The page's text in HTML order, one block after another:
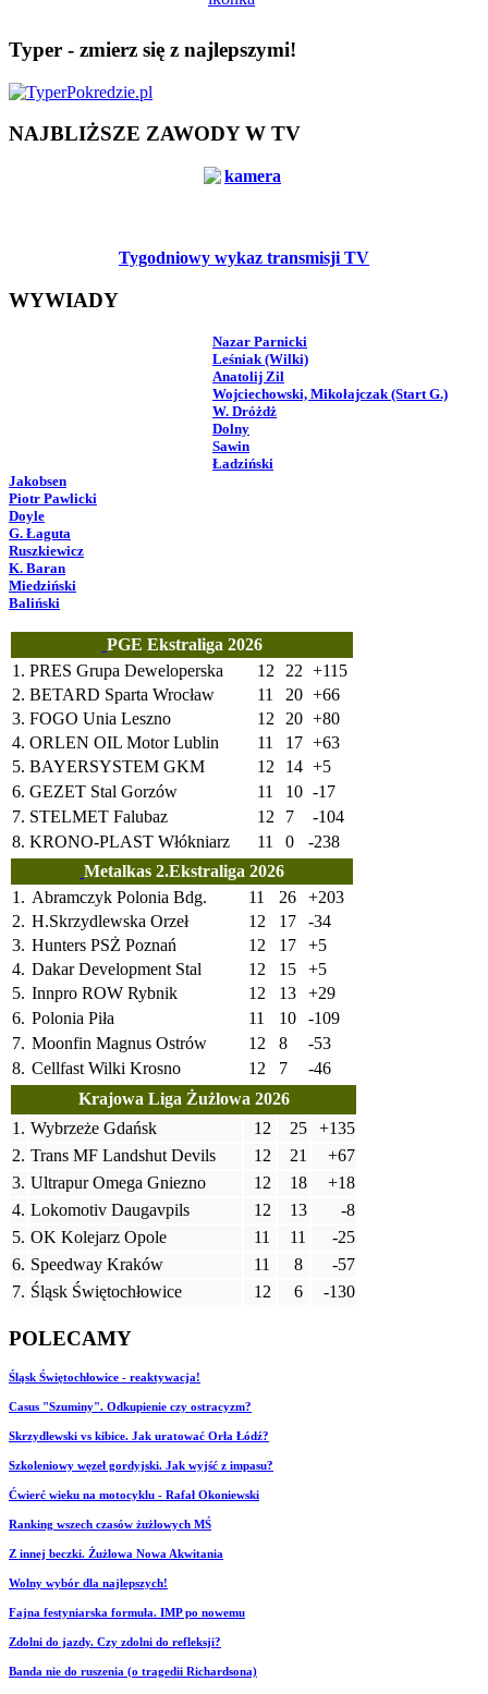
Typer - zmierz się z najlepszymi!
NAJBLIŻSZE ZAWODY W TV
Tygodniowy wykaz transmisji TV
WYWIADY
Nazar Parnicki
Leśniak (Wilki)
Anatolij Zil
Wojciechowski, Mikołajczak (Start G.)
W. Dróżdż
Dolny
Sawin
Ładziński
Jakobsen
Piotr Pawlicki
Doyle
G. Łaguta
Ruszkiewicz
K. Baran
Miedziński
Baliński
PGE Ekstraliga 2026
1. PRES Grupa Deweloperska 12 22 +115
2. BETARD Sparta Wrocław 11 20 +66
3. FOGO Unia Leszno 12 20 +80
4. ORLEN OIL Motor Lublin 11 17 +63
5. BAYERSYSTEM GKM 12 14 +5
6. GEZET Stal Gorzów 11 10 -17
7. STELMET Falubaz 12 7
-104
8. KRONO-PLAST Włókniarz 11 0
-238
Metalkas 2.Ekstraliga 2026
1. Abramczyk Polonia Bdg. 11 26
+203
2. H.Skrzydlewska Orzeł 12 17
-34
3. Hunters PSŻ Poznań 12 17
+5
4. Dakar Development Stal 12 15
+5
5. Innpro ROW Rybnik 12 13
+29
6. Polonia Piła 11 10
-109
7. Moonfin Magnus Ostrów 12 8
-53
8. Cellfast Wilki Krosno 12 7
-46
Krajowa Liga Żużlowa 2026
1. Wybrzeże Gdańsk 12 25
+135
2. Trans MF Landshut Devils 12 21
+67
3. Ultrapur Omega Gniezno 12 18
+18
4. Lokomotiv Daugavpils 12 13
-8
5. OK Kolejarz Opole 11 11
-25
6. Speedway Kraków 11 8
-57
7. Śląsk Świętochłowice 12 6 -130
POLECAMY
Śląsk Świętochłowice - reaktywacja!
Casus "Szuminy". Odkupienie czy ostracyzm?
Skrzydlewski vs kibice. Jak uratować Orła Łódź?
Szkoleniowy węzeł gordyjski. Jak wyjść z impasu?
Ćwierć wieku na motocyklu - Rafał Okoniewski
Ranking wszech czasów żużlowych MŚ
Z innej beczki. Żużlowa Nowa Akwitania
Wolny wybór dla najlepszych!
Fajna festyniarska formuła. IMP po nowemu
Zdolni do jazdy. Czy zdolni do refleksji?
Banda nie do ruszenia (o tragedii Richardsona)